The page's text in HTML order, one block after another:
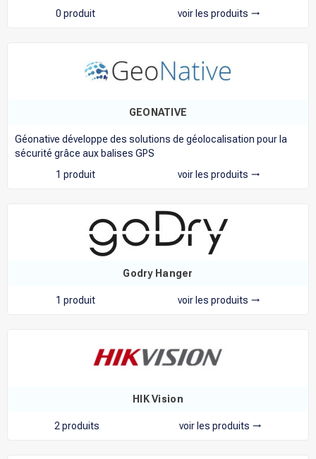
0 produit voir les produits trending_flat
GEONATIVE
Géonative développe des solutions de géolocalisation pour la
sécurité grâce aux balises GPS
1 produit
voir les produits trending_flat
Godry Hanger
1 produit voir les produits trending_flat
HIK Vision
2 produits voir les produits trending_flat